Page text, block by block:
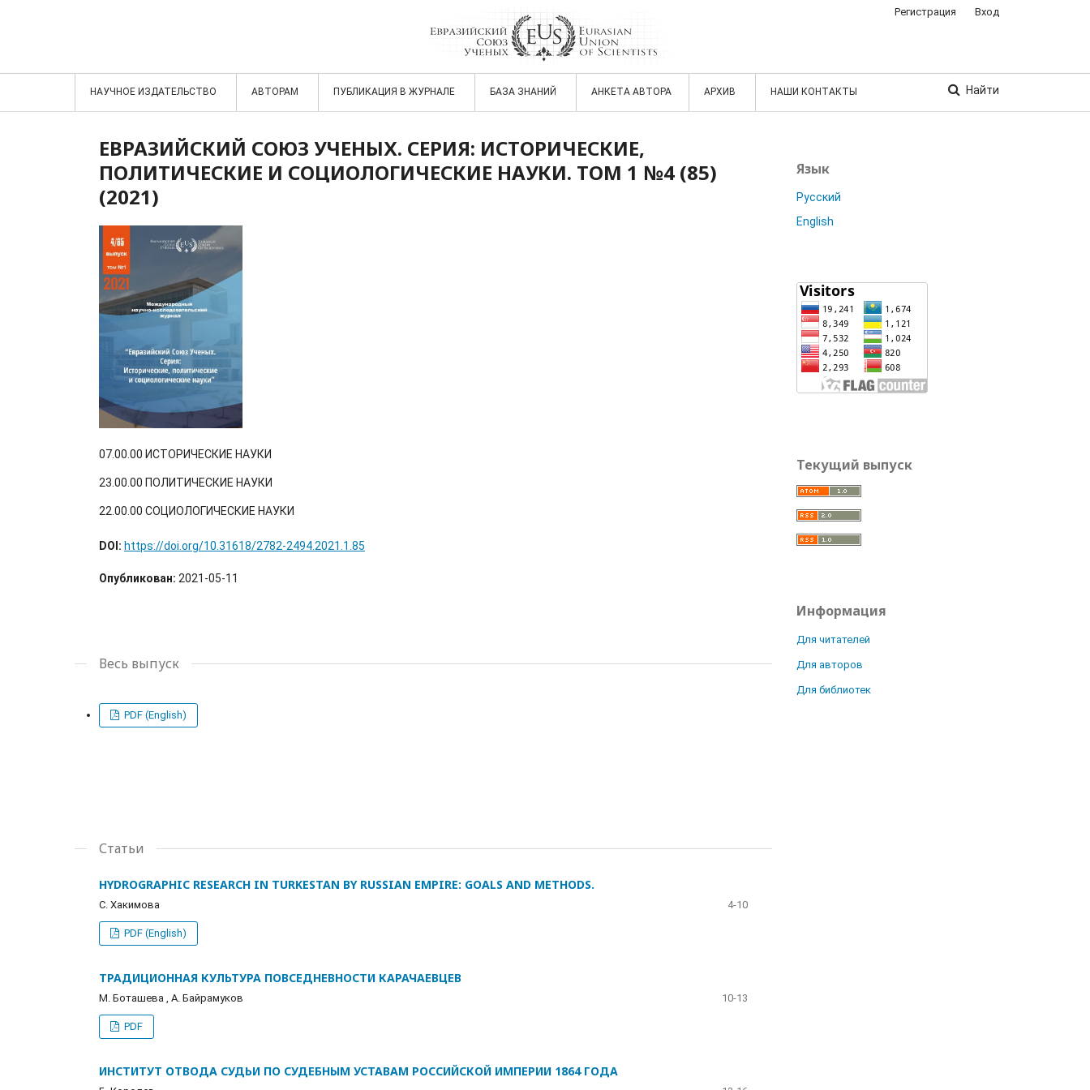
НАУЧНОЕ ИЗДАТЕЛЬСТВО АВТОРАМ ПУБЛИКАЦИЯ В ЖУРНАЛЕ БАЗА ЗНАНИЙ АНКЕТА АВТОРА АРХИВ НАШИ КОНТАКТЫ Найти
Регистрация Вход
ЕВРАЗИЙСКИЙ СОЮЗ УЧЕНЫХ. СЕРИЯ: ИСТОРИЧЕСКИЕ,
ПОЛИТИЧЕСКИЕ И СОЦИОЛОГИЧЕСКИЕ НАУКИ. ТОМ 1 №4 (85)
(2021)
07.00.00 ИСТОРИЧЕСКИЕ НАУКИ
23.00.00 ПОЛИТИЧЕСКИЕ НАУКИ
22.00.00 СОЦИОЛОГИЧЕСКИЕ НАУКИ
DOI: https://doi.org/10.31618/2782-2494.2021.1.85
Опубликован: 2021-05-11
Весь выпуск
PDF (English)
Статьи
HYDROGRAPHIC RESEARCH IN TURKESTAN BY RUSSIAN EMPIRE: GOALS AND METHODS.
С. Хакимова 4-10
PDF (English)
ТРАДИЦИОННАЯ КУЛЬТУРА ПОВСЕДНЕВНОСТИ КАРАЧАЕВЦЕВ
M. Боташева , A. Байрамуков 10-13
PDF
ИНСТИТУТ ОТВОДА СУДЬИ ПО СУДЕБНЫМ УСТАВАМ РОССИЙСКОЙ ИМПЕРИИ 1864 ГОДА
Язык
Русский
English
Текущий выпуск
Информация
Для читателей
Для авторов
Для библиотек